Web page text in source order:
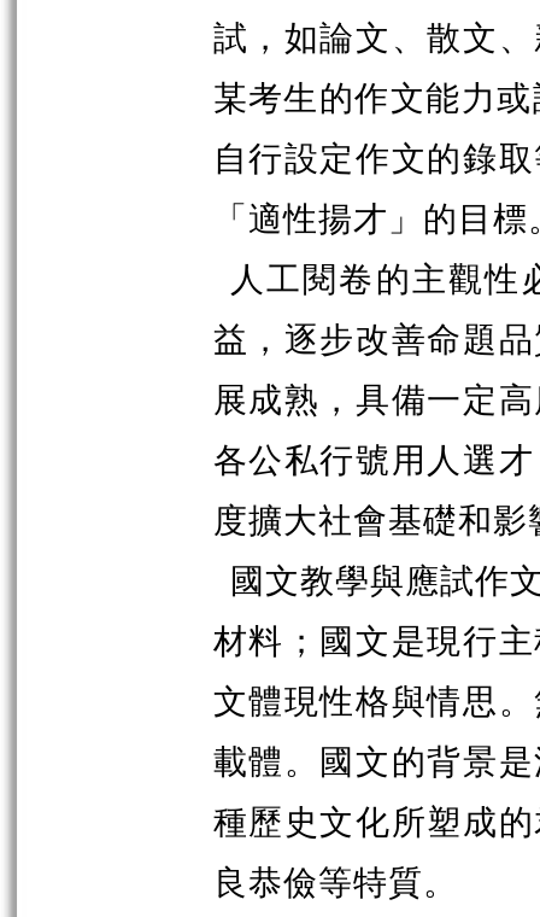
試，如論文、散文
某考生的作文能力
自行設定作文的錄
「適性揚才」的目標
人工閱卷的主觀
益，逐步改善命題
展成熟，具備一定
各公私行號用人選
度擴大社會基礎和
國文教學與應試作
材料；國文是現行
文體現性格與情思
載體。國文的背景
種歷史文化所塑成
良恭儉等特質。